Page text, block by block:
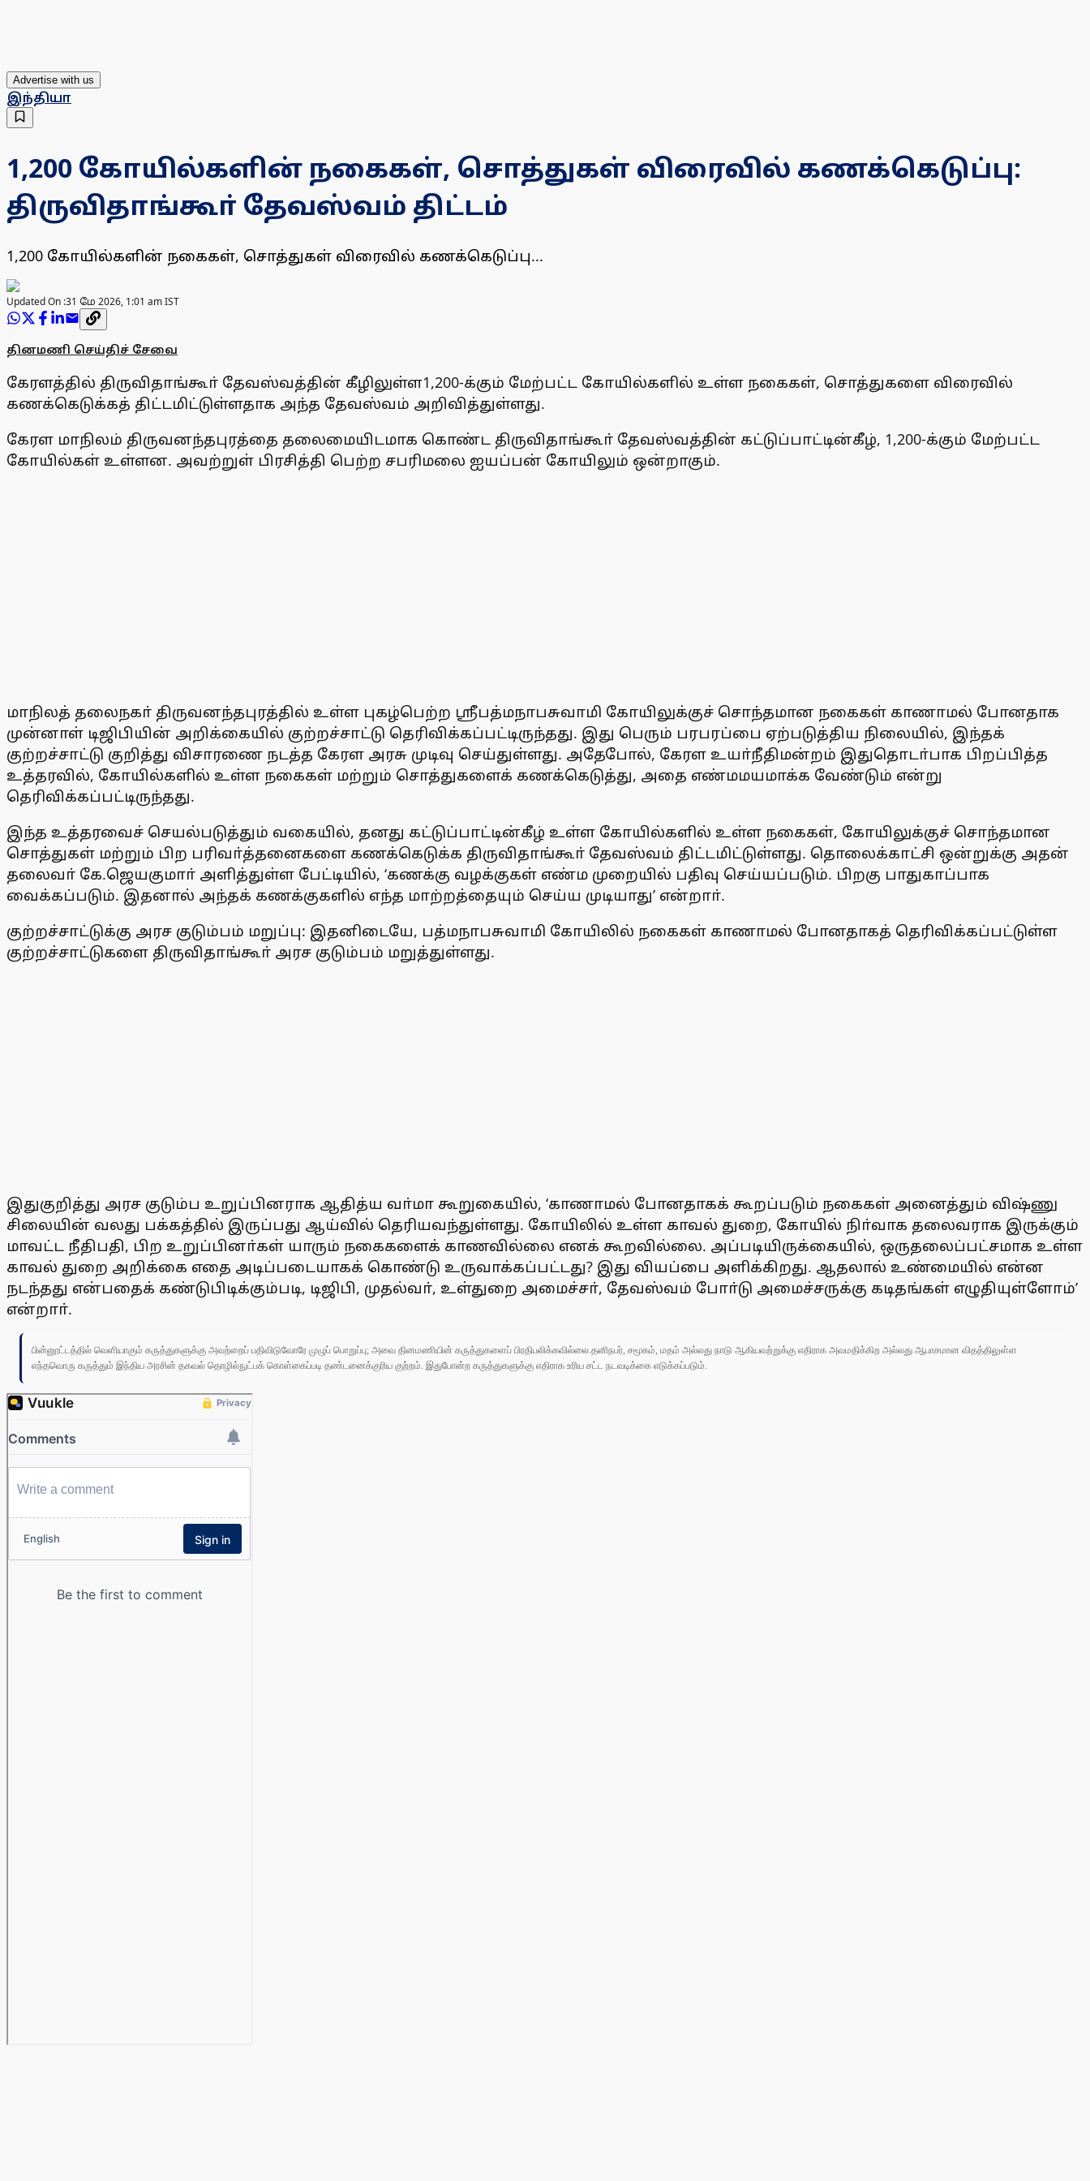
Advertise with us
இந்தியா
1,200 கோயில்களின் நகைகள், சொத்துகள் விரைவில் கணக்கெடுப்பு:
திருவிதாங்கூா் தேவஸ்வம் திட்டம்
1,200 கோயில்களின் நகைகள், சொத்துகள் விரைவில் கணக்கெடுப்பு...
Updated On :31 மே 2026, 1:01 am IST
தினமணி செய்திச் சேவை
கேரளத்தில் திருவிதாங்கூா் தேவஸ்வத்தின் கீழிலுள்ள1,200-க்கும் மேற்பட்ட கோயில்களில் உள்ள நகைகள், சொத்துகளை விரைவில்
கணக்கெடுக்கத் திட்டமிட்டுள்ளதாக அந்த தேவஸ்வம் அறிவித்துள்ளது.
கேரள மாநிலம் திருவனந்தபுரத்தை தலைமையிடமாக கொண்ட திருவிதாங்கூா் தேவஸ்வத்தின் கட்டுப்பாட்டின்கீழ், 1,200-க்கும் மேற்பட்ட
கோயில்கள் உள்ளன. அவற்றுள் பிரசித்தி பெற்ற சபரிமலை ஐயப்பன் கோயிலும் ஒன்றாகும்.
மாநிலத் தலைநகா் திருவனந்தபுரத்தில் உள்ள புகழ்பெற்ற ஸ்ரீபத்மநாபசுவாமி கோயிலுக்குச் சொந்தமான நகைகள் காணாமல் போனதாக
முன்னாள் டிஜிபியின் அறிக்கையில் குற்றச்சாட்டு தெரிவிக்கப்பட்டிருந்தது. இது பெரும் பரபரப்பை ஏற்படுத்திய நிலையில், இந்தக்
குற்றச்சாட்டு குறித்து விசாரணை நடத்த கேரள அரசு முடிவு செய்துள்ளது. அதேபோல், கேரள உயா்நீதிமன்றம் இதுதொடா்பாக பிறப்பித்த
உத்தரவில், கோயில்களில் உள்ள நகைகள் மற்றும் சொத்துகளைக் கணக்கெடுத்து, அதை எண்மமயமாக்க வேண்டும் என்று
தெரிவிக்கப்பட்டிருந்தது.
இந்த உத்தரவைச் செயல்படுத்தும் வகையில், தனது கட்டுப்பாட்டின்கீழ் உள்ள கோயில்களில் உள்ள நகைகள், கோயிலுக்குச் சொந்தமான
சொத்துகள் மற்றும் பிற பரிவா்த்தனைகளை கணக்கெடுக்க திருவிதாங்கூா் தேவஸ்வம் திட்டமிட்டுள்ளது. தொலைக்காட்சி ஒன்றுக்கு அதன்
தலைவா் கே.ஜெயகுமாா் அளித்துள்ள பேட்டியில், ‘கணக்கு வழக்குகள் எண்ம முறையில் பதிவு செய்யப்படும். பிறகு பாதுகாப்பாக
வைக்கப்படும். இதனால் அந்தக் கணக்குகளில் எந்த மாற்றத்தையும் செய்ய முடியாது’ என்றாா்.
குற்றச்சாட்டுக்கு அரச குடும்பம் மறுப்பு: இதனிடையே, பத்மநாபசுவாமி கோயிலில் நகைகள் காணாமல் போனதாகத் தெரிவிக்கப்பட்டுள்ள
குற்றச்சாட்டுகளை திருவிதாங்கூா் அரச குடும்பம் மறுத்துள்ளது.
இதுகுறித்து அரச குடும்ப உறுப்பினராக ஆதித்ய வா்மா கூறுகையில், ‘காணாமல் போனதாகக் கூறப்படும் நகைகள் அனைத்தும் விஷ்ணு
சிலையின் வலது பக்கத்தில் இருப்பது ஆய்வில் தெரியவந்துள்ளது. கோயிலில் உள்ள காவல் துறை, கோயில் நிா்வாக தலைவராக இருக்கும்
மாவட்ட நீதிபதி, பிற உறுப்பினா்கள் யாரும் நகைகளைக் காணவில்லை எனக் கூறவில்லை. அப்படியிருக்கையில், ஒருதலைப்பட்சமாக உள்ள
காவல் துறை அறிக்கை எதை அடிப்படையாகக் கொண்டு உருவாக்கப்பட்டது? இது வியப்பை அளிக்கிறது. ஆதலால் உண்மையில் என்ன
நடந்தது என்பதைக் கண்டுபிடிக்கும்படி, டிஜிபி, முதல்வா், உள்துறை அமைச்சா், தேவஸ்வம் போா்டு அமைச்சருக்கு கடிதங்கள் எழுதியுள்ளோம்’
என்றாா்.
பின்னூட்டத்தில் வெளியாகும் கருத்துகளுக்கு அவற்றைப் பதிவிடுவோரே முழுப் பொறுப்பு; அவை தினமணியின் கருத்துகளைப் பிரதிபலிக்கவில்லை.தனிநபர், சமூகம், மதம் அல்லது நாடு ஆகியவற்றுக்கு எதிராக அவமதிக்கிற அல்லது ஆபாசமான விதத்திலுள்ள
எந்தவொரு கருத்தும் இந்திய அரசின் தகவல் தொழில்நுட்பக் கொள்கைப்படி தண்டனைக்குரிய குற்றம். இதுபோன்ற கருத்துகளுக்கு எதிராக உரிய சட்ட நடவடிக்கை எடுக்கப்படும்.